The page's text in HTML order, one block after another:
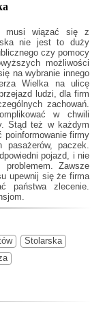
musi wiązać się z
nie jest to duży
czy pomocy
możliwości
na wybranie innego
Wielka na ulicę
ludzi, dla firm
zachowań.
w chwili
Stąd też w każdym
poinformowanie firmy
pasażerów, paczek.
pojazd, i nie
Zawsze
upewnij się że firma
państwa zlecenie.
Stolarska